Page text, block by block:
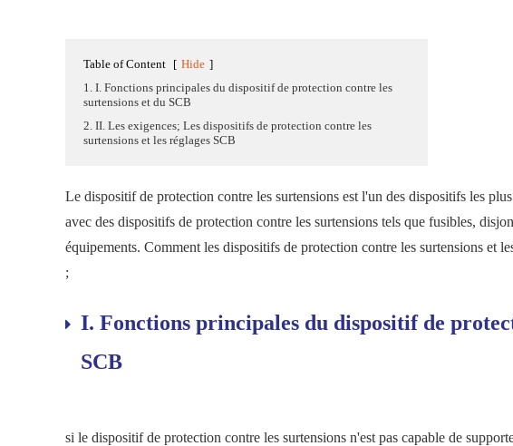
Table of Content [ Hide ]
1. I. Fonctions principales du dispositif de protection contre les
surtensions et du SCB
2. II. Les exigences; Les dispositifs de protection contre les
surtensions et les réglages SCB
Le dispositif de protection contre les surtensions est l'un des dispositifs les
avec des dispositifs de protection contre les surtensions tels que fusibles,
équipements. Comment les dispositifs de protection contre les surtensions et
;
I. Fonctions principales du dispositif de
SCB
si le dispositif de protection contre les surtensions n'est pas capable de